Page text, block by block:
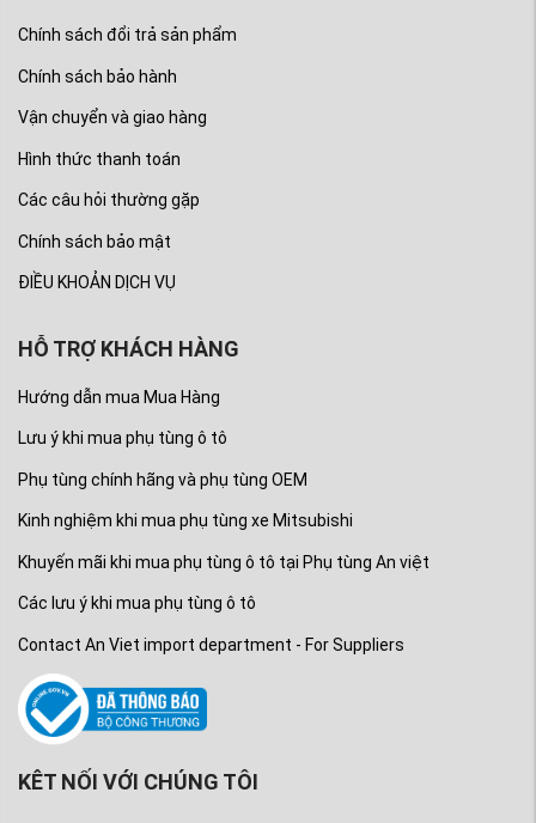
Chính sách đổi trả sản phẩm
Chính sách bảo hành
Vận chuyển và giao hàng
Hình thức thanh toán
Các câu hỏi thường gặp
Chính sách bảo mật
ĐIỀU KHOẢN DỊCH VỤ
HỖ TRỢ KHÁCH HÀNG
Hướng dẫn mua Mua Hàng
Lưu ý khi mua phụ tùng ô tô
Phụ tùng chính hãng và phụ tùng OEM
Kinh nghiệm khi mua phụ tùng xe Mitsubishi
Khuyến mãi khi mua phụ tùng ô tô tại Phụ tùng An việt
Các lưu ý khi mua phụ tùng ô tô
Contact An Viet import department - For Suppliers
KÊT NỐI VỚI CHÚNG TÔI